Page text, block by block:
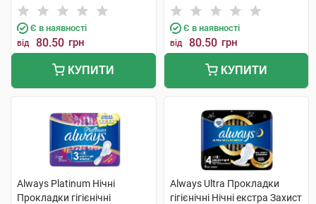
Мануфекчурінг
Є в наявності
від 80.50 грн
КУПИТИ
Мануфекчурінг
Є в наявності
від 80.50 грн
КУПИТИ
Always Platinum Нічні
Прокладки гігієнічні
Always Ultra Прокладки
гігієнічні Нічні екстра Захист